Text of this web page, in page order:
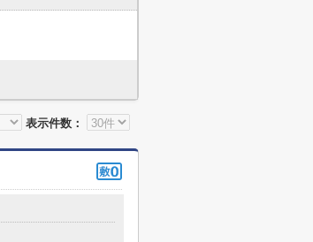
表示件数：